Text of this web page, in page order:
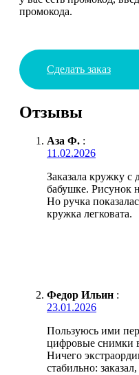
промокода.
Сделать заказ
Отзывы
Аза Ф. :
11.02.2026
Заказала кружку с
бабушке. Рисунок
Но ручка
кружка легковата.
Федор Ильин :
23.01.2026
Пользуюсь ими
цифровые снимки
Ничего
стабильно: